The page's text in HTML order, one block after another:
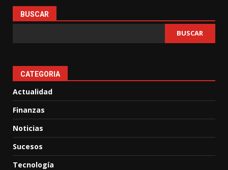
BUSCAR
BUSCAR
CATEGORIA
Actualidad
Finanzas
Noticias
Sucesos
Tecnología